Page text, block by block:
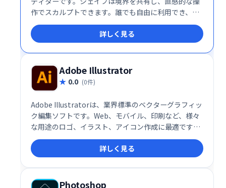
作でスカルプトできます。誰でも自由に利用でき、柔
軟性の高いベクターイラスト制作を可能にします。
詳しく見る
Adobe Illustrator
0.0 (0件)
Adobe Illustratorは、業界標準のベクターグラフィッ
ク編集ソフトです。Web、モバイル、印刷など、様々
な用途のロゴ、イラスト、アイコン作成に最適です。
1985年のMacintosh版リリース以来、進化を続け、
Mac、Windows、iPadで利用可能です。高精細なデザ
インを実現し、拡大縮小しても画質が劣化しないベク
ター形式を採用。プロからアマチュアまで、幅広いク
リエイターに愛用されています。
詳しく見る
Photoshop